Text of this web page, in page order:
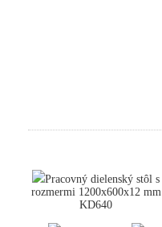
Pracovný dielenský stôl s
rozmermi 1200x600x12 mm
KD640